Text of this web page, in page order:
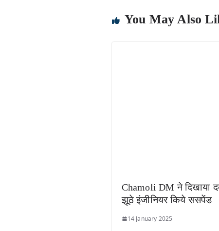
You May Also
Chamoli DM ने दिखाया
झूठे इंजीनियर किये ससपेंड
14 January 2025